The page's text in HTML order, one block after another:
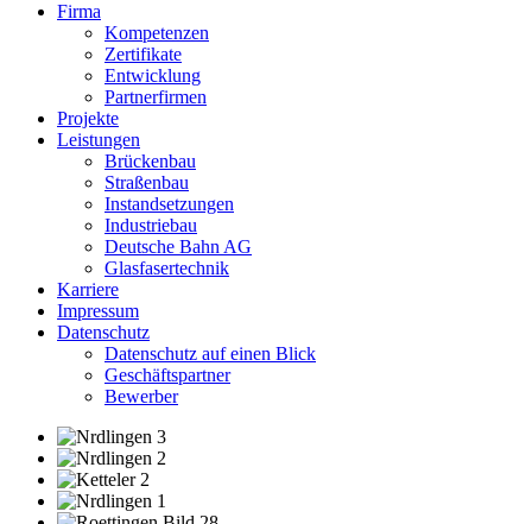
Firma
Kompetenzen
Zertifikate
Entwicklung
Partnerfirmen
Projekte
Leistungen
Brückenbau
Straßenbau
Instandsetzungen
Industriebau
Deutsche Bahn AG
Glasfasertechnik
Karriere
Impressum
Datenschutz
Datenschutz auf einen Blick
Geschäftspartner
Bewerber